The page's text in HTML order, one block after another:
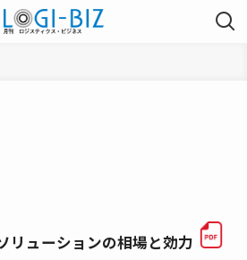
リューションの相場と効力